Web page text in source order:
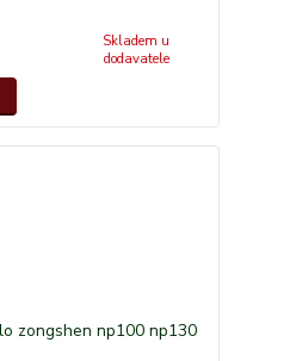
Skladem u
dodavatele